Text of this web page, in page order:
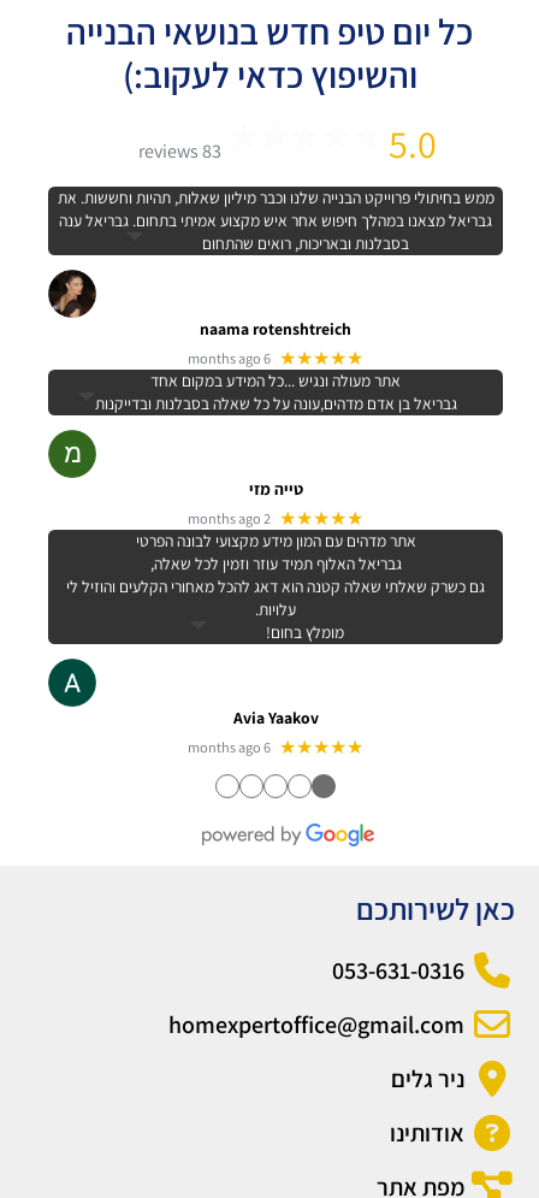
כל יום טיפ חדש בנושאי הבנייה
והשיפוץ כדאי לעקוב:)
5.0
83 reviews
ממש בחיתולי פרוייקט הבנייה שלנו וכבר מיליון שאלות, תהיות וחששות. את
גבריאל מצאנו במהלך חיפוש אחר איש מקצוע אמיתי בתחום. גבריאל ענה
בסבלנות ובאריכות, רואים שהתחום
naama rotenshtreich
★★★★★
6 months ago
אתר מעולה ונגיש ...כל המידע במקום אחד
גבריאל בן אדם מדהים,עונה על כל שאלה בסבלנות ובדייקנות
טייה מזי
★★★★★
2 months ago
אתר מדהים עם המון מידע מקצועי לבונה הפרטי
גבריאל האלוף תמיד עוזר וזמין לכל שאלה,
גם כשרק שאלתי שאלה קטנה הוא דאג להכל מאחורי הקלעים והוזיל לי
עלויות.
מומלץ בחום!
Avia Yaakov
★★★★★
6 months ago
●
●
●
●
●
כאן לשירותכם
053-631-0316
homexpertoffice@gmail.com
ניר גלים
אודותינו
מפת אתר